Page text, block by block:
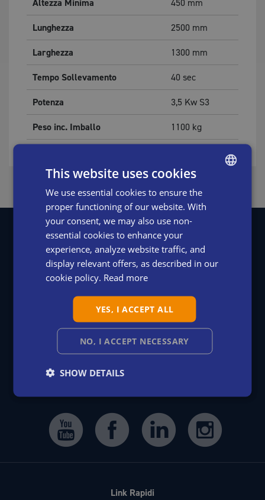
Altezza Minima
450 mm
Lunghezza
2500 mm
Larghezza
1300 mm
Tempo Sollevamento
40 sec
Potenza
3,5 Kw S3
Peso inc. Imballo
1100 kg
LeanProducts srl
33170 Pordenone - ITALY
+39 0434 572757
info@LeanProducts.eu
Link Rapidi
ENGLISH
SWEDISH
DUTCH
SPANISH
This website uses cookies
We use essential cookies to ensure the
proper functioning of our website. With
your consent, we may also use non-
essential cookies to enhance your
experience, analyze website traffic, and
display relevant offers, as described in our
cookie policy. Read more
YES, I ACCEPT ALL
NO, I ACCEPT NECESSARY
SHOW DETAILS